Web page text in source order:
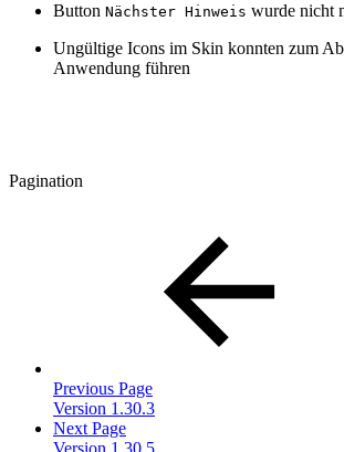
Button Nächster Hinweis wurde nicht
Ungültige Icons im Skin konnten zum
Anwendung führen
Pagination
Previous Page
Version 1.30.3
Next Page